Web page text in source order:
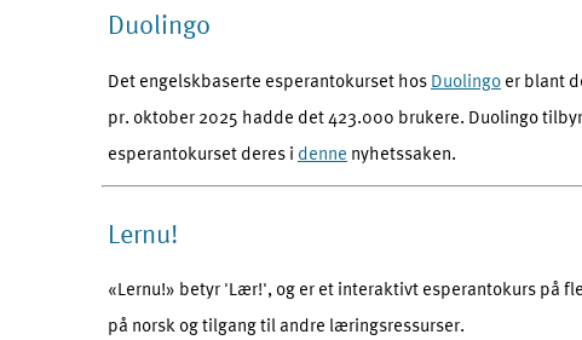
Duolingo
Det engelskbaserte esperantokurset hosDuolingoer blant
pr. oktober 2025 hadde det 423.000 brukere. Duolingo
esperantokurset deres i denne nyhetssaken.
Lernu!
«Lernu!» betyr 'Lær!', og er et interaktivt esperantokurs på
på norsk og tilgang til andre læringsressurser.